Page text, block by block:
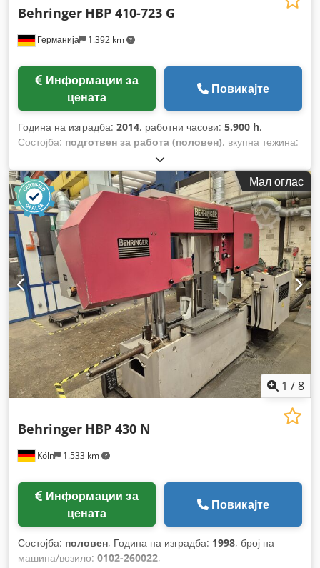
Германија 1.392 km
Behringer HBP 410-723 G
цената
Повикајте
Година на изградба: 2014, работни часови: 5.900 h,
Состојба: подготвен за работа (половен), вкупна тежина:
2.600 мм
Мал оглас
1 /8
Köln 1.533 km
Behringer HBP 430 N
цената
Повикајте
Состојба: половен, Година на изградба: 1998, број на
машина/возило: 0102-260022,